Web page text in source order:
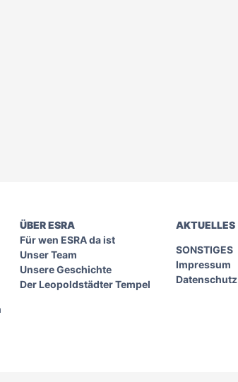
ÜBER ESRA
Für wen ESRA da ist
Unser Team
Unsere Geschichte
Der Leopoldstädter Tempel
AKTUELLES
SONSTIGES
Impressum
Datenschutz